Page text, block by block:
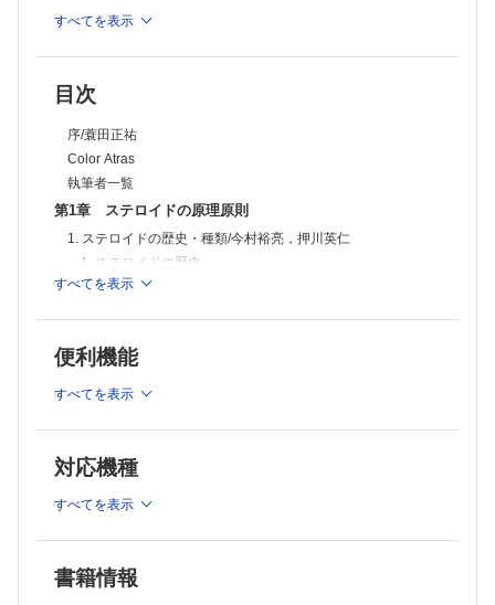
すべてを表示
目次
序/蓑田正祐
Color Atras
執筆者一覧
第1章 ステロイドの原理原則
1. ステロイドの歴史・種類/今村裕亮，押川英仁
1. ステロイドの歴史
2. ステロイドの種類
1. ステロイドの種類
3. 合成ステロイドの剤形別による薬物動態の違い
4. 合成ステロイドの薬物相互作用
3. ステロイドの作用機序・量/浅野貴大
1. グルココルチコイドの作用機序
2. グルココルチコイドの用量と種類による違い
1. ステロイドの投与方法と副作用
すべてを表示
便利機能
すべてを表示
対応機種
すべてを表示
書籍情報